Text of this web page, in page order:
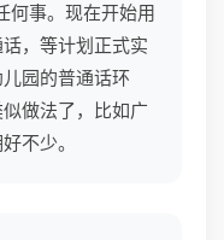
何事。现在开始用
，等计划正式实
园的普通话环
做法了，比如广
不少。